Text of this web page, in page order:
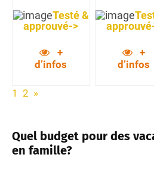
Testé &
approuvé->
+
d’infos
+
d’infos
1 2 »
Quel budget pour des
en famille?